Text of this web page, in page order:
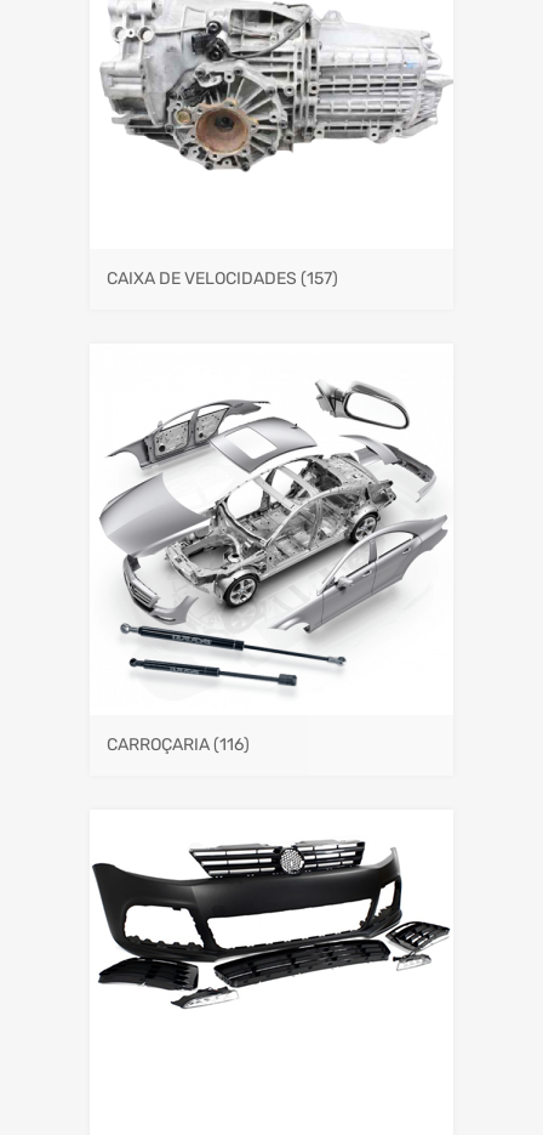
CAIXA DE VELOCIDADES (157)
CARROÇARIA(116)